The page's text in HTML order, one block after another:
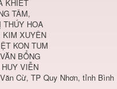
KHIẾT
TÂM,
THÚY HOA
KIM XUYÊN
KON TUM
BỔNG
VIỄN
Cừ, TP Quy Nhơn, tỉnh Bình